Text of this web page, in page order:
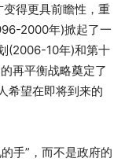
得更具前瞻性，重
2000年)掀起了一
(2006-10年)和第十
再平衡战略奠定了
希望在即将到来的
手”，而不是政府的